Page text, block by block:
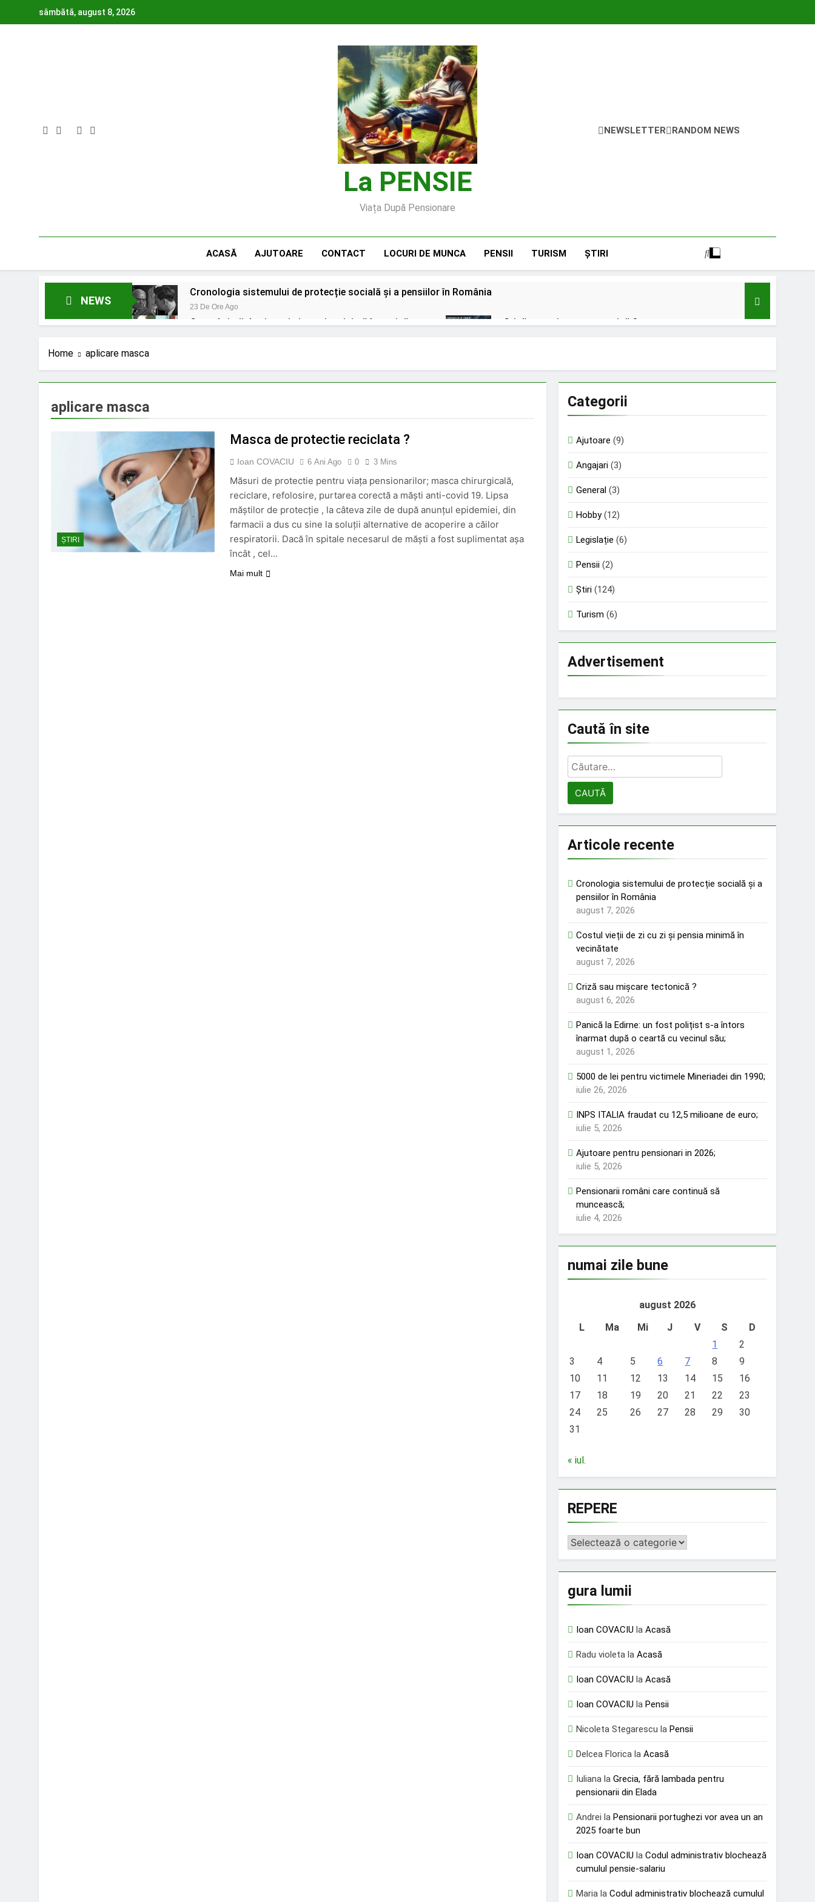
sâmbătă, august 8, 2026
La PENSIE
Viața După Pensionare
NEWSLETTER RANDOM NEWS
ACASĂ AJUTOARE CONTACT LOCURI DE MUNCA PENSII TURISM ȘTIRI
NEWS
Cronologia sistemului de protecție socială și a pensiilor în România
23 De Ore Ago
Costul vieții de zi cu zi și pensia minimă în vecinătate Criză sau mișcare tectonică ?
5000 de lei pentru victimele Mineriadei din 1990; INPS ITALIA fraudat cu 12,5 milioane de euro;
Pensionarii români care continuă să muncească;
Pensii diminuate cu 85% pentru aceste categorii de pensionari
6 Luni Ago
Romania din nou la EUROVISION
Home aplicare masca
aplicare masca
ȘTIRI
Masca de protectie reciclata ?
Ioan COVACIU 6 Ani Ago 0 3 Mins
Măsuri de protectie pentru viața pensionarilor; masca chirurgicală,
reciclare, refolosire, purtarea corectă a măști anti-covid 19. Lipsa
măștilor de protecție , la câteva zile de după anunțul epidemiei, din
farmacii a dus cu sine la soluții alternative de acoperire a căilor
respiratorii. Dacă în spitale necesarul de măști a fost suplimentat așa
încât , cel…
Mai mult
Categorii
Ajutoare (9)
Angajari (3)
General (3)
Hobby(12)
Legislație (6)
Pensii (2)
Știri (124)
Turism (6)
Advertisement
Caută în site
Caută
după:
Articole recente
Cronologia sistemului de protecție socială și a
pensiilor în România
august 7, 2026
Costul vieții de zi cu zi și pensia minimă în
vecinătate
august 7, 2026
Criză sau mișcare tectonică ?
august 6, 2026
Panică la Edirne: un fost polițist s-a întors
înarmat după o ceartă cu vecinul său;
august 1, 2026
5000 de lei pentru victimele Mineriadei din 1990;
iulie 26, 2026
INPS ITALIA fraudat cu 12,5 milioane de euro;
iulie 5, 2026
Ajutoare pentru pensionari in 2026;
iulie 5, 2026
Pensionarii români care continuă să
muncească;
iulie 4, 2026
numai zile bune
august 2026
L
Ma Mi J V S
D
1
2
3
4 5 6 7 8
9
10
11 12 13 14 15
16
17
18 19 20 21 22
23
24
25 26 27 28 29
30
31
« iul.
REPERE
REPERE
gura lumii
Ioan COVACIU laAcasă
Radu violeta laAcasă
Ioan COVACIU laAcasă
Ioan COVACIU la Pensii
Nicoleta Stegarescu la Pensii
Delcea Florica laAcasă
Iuliana laGrecia, fără lambada pentru
pensionarii din Elada
Andrei la Pensionarii portughezi vor avea un an
2025 foarte bun
Ioan COVACIU laCodul administrativ blochează
cumulul pensie-salariu
Maria laCodul administrativ blochează cumulul